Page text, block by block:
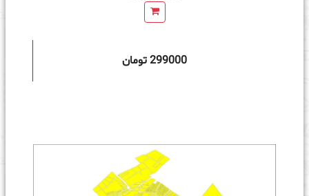
299000 تومان